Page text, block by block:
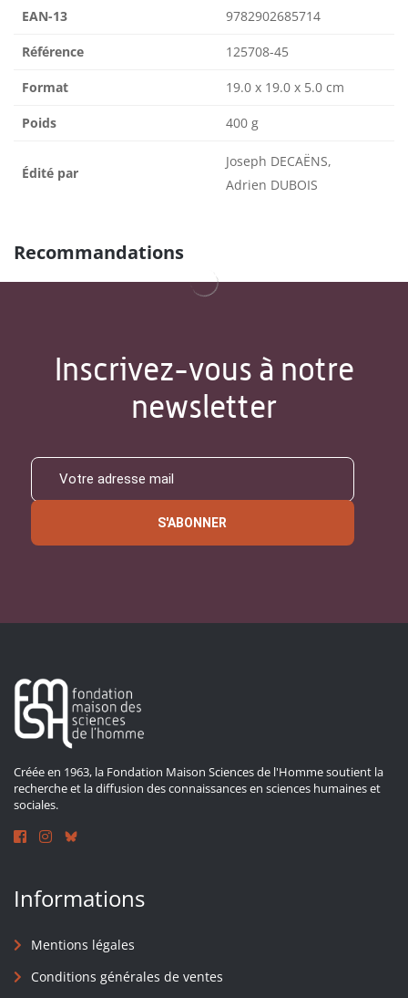
EAN-13 9782902685714
Référence 125708-45
Format 19.0 x 19.0 x 5.0 cm
Poids 400 g
Édité par
Joseph DECAËNS,
Adrien DUBOIS
Recommandations
Inscrivez-vous à notre
newsletter
S'ABONNER
Créée en 1963, la Fondation Maison Sciences de l'Homme soutient la
recherche et la diffusion des connaissances en sciences humaines et
sociales.
Informations
Mentions légales
Conditions générales de ventes